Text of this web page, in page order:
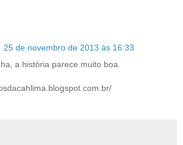
25 de novembro de 2013 às 16:33
a história parece muito boa.